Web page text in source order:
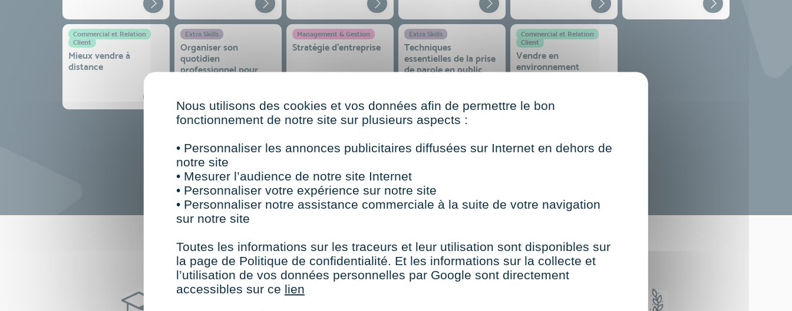
Commercial et Relation
Client
Mieux vendre à
distance
Extra Skills
Organiser son
quotidien
professionnel pour
Management & Gestion
Stratégie d’entreprise
Extra Skills
Techniques
essentielles de la prise
de parole en public
Commercial et Relation
Client
Vendre en
environnement
TOUTES NOS FORMATIONS COURTES
Faire le choix de VISIPLUS academy c’est
Nous utilisons des cookies et vos données afin de permettre le bon
fonctionnement de notre site sur plusieurs aspects :
• Personnaliser les annonces publicitaires diffusées sur Internet en dehors de
notre site
• Mesurer l’audience de notre site Internet
• Personnaliser votre expérience sur notre site
• Personnaliser notre assistance commerciale à la suite de votre navigation
sur notre site
Toutes les informations sur les traceurs et leur utilisation sont disponibles sur
la page de Politique de confidentialité. Et les informations sur la collecte et
l’utilisation de vos données personnelles par Google sont directement
accessibles sur ce lien